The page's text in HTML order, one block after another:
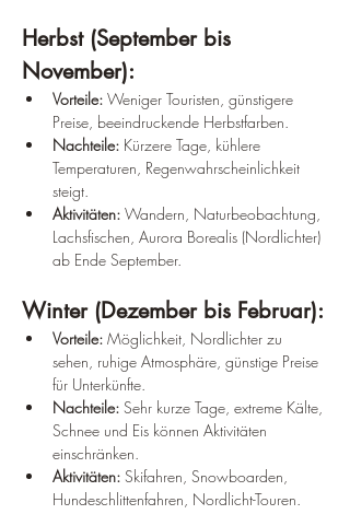
Herbst (September bis
November):
Vorteile: Weniger Touristen, günstigere
Preise, beeindruckende Herbstfarben.
Nachteile: Kürzere Tage, kühlere
Temperaturen, Regenwahrscheinlichkeit
steigt.
Aktivitäten: Wandern, Naturbeobachtung,
Lachsfischen, Aurora Borealis (Nordlichter)
ab Ende September.
Winter (Dezember bis Februar):
Vorteile: Möglichkeit, Nordlichter zu
sehen, ruhige Atmosphäre, günstige Preise
für Unterkünfte.
Nachteile: Sehr kurze Tage, extreme Kälte,
Schnee und Eis können Aktivitäten
einschränken.
Aktivitäten: Skifahren, Snowboarden,
Hundeschlittenfahren, Nordlicht-Touren.